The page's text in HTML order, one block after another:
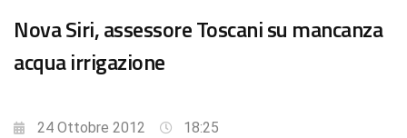
Nova Siri, assessore Toscani su mancanza
acqua irrigazione
24 Ottobre 2012 18:25